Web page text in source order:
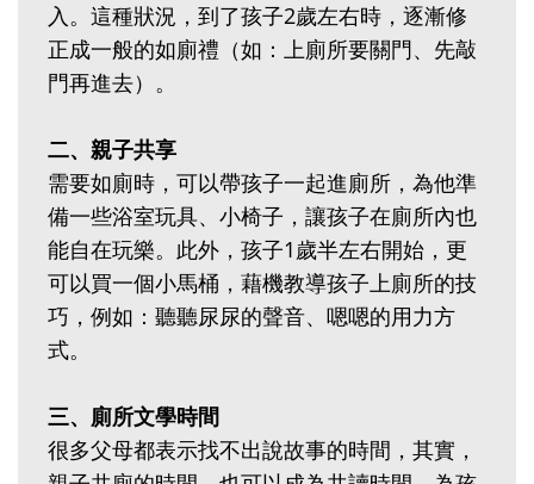
入。這種狀況，到了孩子2歲左右時，逐漸修
正成一般的如廁禮（如：上廁所要關門、先敲
門再進去）。
二、親子共享
需要如廁時，可以帶孩子一起進廁所，為他準
備一些浴室玩具、小椅子，讓孩子在廁所內也
能自在玩樂。此外，孩子1歲半左右開始，更
可以買一個小馬桶，藉機教導孩子上廁所的技
巧，例如：聽聽尿尿的聲音、嗯嗯的用力方
式。
三、廁所文學時間
很多父母都表示找不出說故事的時間，其實，